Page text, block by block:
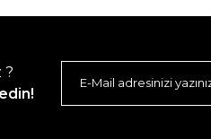
?